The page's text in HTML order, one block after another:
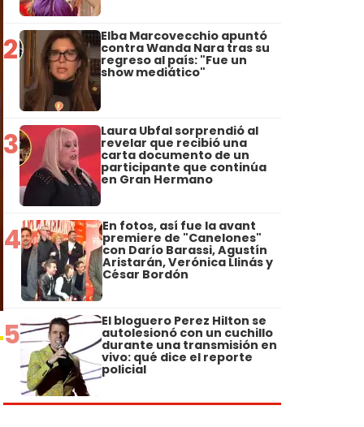
2 Elba Marcovecchio apuntó
contra Wanda Nara tras su
regreso al país: "Fue un
show mediático"
3 Laura Ubfal sorprendió al
revelar que recibió una
carta documento de un
participante que continúa
en Gran Hermano
4 En fotos, así fue la avant
premiere de "Canelones"
con Darío Barassi, Agustín
Aristarán, Verónica Llinás y
César Bordón
5 El bloguero Perez Hilton se
autolesionó con un cuchillo
durante una transmisión en
vivo: qué dice el reporte
policial